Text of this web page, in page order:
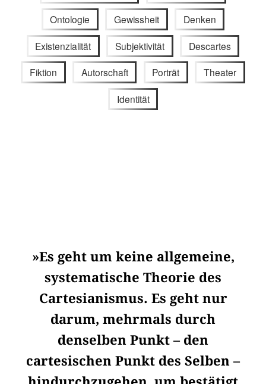
Ontologie Gewissheit Denken
Existenzialität Subjektivität Descartes
Fiktion Autorschaft Porträt Theater
Identität
»Es geht um keine allgemeine,
systematische Theorie des
Cartesianismus. Es geht nur
darum, mehrmals durch
denselben Punkt – den
cartesischen Punkt des Selben –